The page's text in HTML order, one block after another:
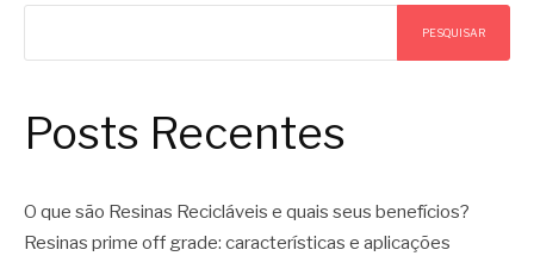
PESQUISAR
Posts Recentes
O que são Resinas Recicláveis e quais seus benefícios?
Resinas prime off grade: características e aplicações